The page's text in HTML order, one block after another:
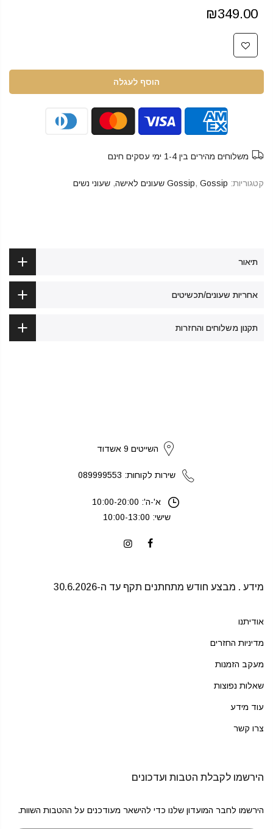
₪349.00
הוסף לעגלה
משלוחים מהירים בין 1-4 ימי עסקים חינם
קטגוריות: Gossip, Gossip שעונים לאישה , שעוני נשים
תיאור
אחריות שעונים/תכשיטים
תקנון משלוחים והחזרות
השייטים 9 אשדוד
שירות לקוחות: 089999553
א'-ה': 10:00-20:00
שישי: 10:00-13:00
מידע . מבצע חודש מתחתנים תקף עד ה-30.6.2026
אודיתנו
מדיניות החזרים
מעקב הזמנות
שאלות נפוצות
עוד מידע
צרו קשר
הירשמו לקבלת הטבות ועדכונים
הירשמו לחבר המועדון שלנו כדי להישאר מעודכנים על ההטבות השוות.